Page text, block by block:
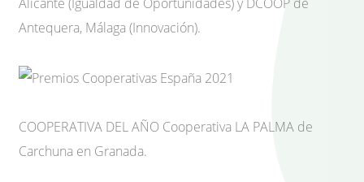
Antequera, Málaga (Innovación).
COOPERATIVA DEL AÑO Cooperativa LA PALMA de
Carchuna en Granada.